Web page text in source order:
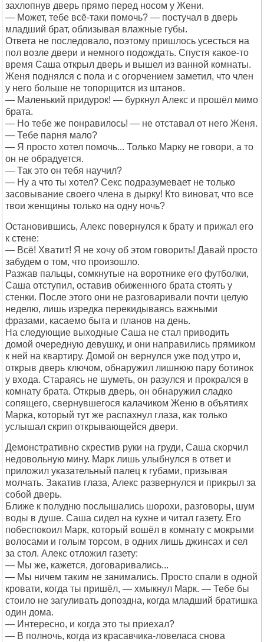
захлопнув дверь прямо перед носом у Жени.
— Может, тебе всё-таки помочь? — постучал в дверь
младший брат, облизывая влажные губы.
Ответа не последовало, поэтому пришлось усесться на
пол возле двери и немного подождать. Спустя какое-то
время Саша открыл дверь и вышел из ванной комнаты.
Женя поднялся с пола и с огорчением заметил, что член
у него больше не топорщится из штанов.
— Маленький придурок! — буркнул Алекс и прошёл мимо
брата.
— Но тебе же понравилось! — не отставал от него Женя.
— Тебе парня мало?
— Я просто хотел помочь... Только Марку не говори, а то
он не обрадуется.
— Так это он тебя научил?
— Ну а что ты хотел? Секс подразумевает не только
засовывание своего члена в дырку! Кто виноват, что все
твои женщины только на одну ночь?
Остановившись, Алекс повернулся к брату и прижал его
к стене:
— Всё! Хватит! Я не хочу об этом говорить! Давай просто
забудем о том, что произошло.
Разжав пальцы, сомкнутые на воротнике его футболки,
Саша отступил, оставив обиженного брата стоять у
стенки. После этого они не разговаривали почти целую
неделю, лишь изредка перекидываясь важными
фразами, касаемо быта и планов на день.
На следующие выходные Саша не стал приводить
домой очередную девушку, и они направились прямиком
к ней на квартиру. Домой он вернулся уже под утро и,
открыв дверь ключом, обнаружил лишнюю пару ботинок
у входа. Стараясь не шуметь, он разулся и прокрался в
комнату брата. Открыв дверь, он обнаружил сладко
сопящего, свернувшегося калачиком Женю в объятиях
Марка, который тут же распахнул глаза, как только
услышал скрип открывающейся двери.
Демонстративно скрестив руки на груди, Саша скорчил
недовольную мину. Марк лишь улыбнулся в ответ и
приложил указательный палец к губами, призывая
молчать. Закатив глаза, Алекс развернулся и прикрыл за
собой дверь.
Ближе к полудню послышались шорохи, разговоры, шум
воды в душе. Саша сидел на кухне и читал газету. Его
побеспокоил Марк, который вошёл в комнату с мокрыми
волосами и голым торсом, в одних лишь джинсах и сел
за стол. Алекс отложил газету:
— Мы же, кажется, договаривались...
— Мы ничем таким не занимались. Просто спали в одной
кровати, когда ты пришёл, — хмыкнул Марк. — Тебе бы
стоило не загуливать допоздна, когда младший братишка
один дома.
— Интересно, и когда это ты приехал?
— В полночь, когда из красавчика-ловеласа снова